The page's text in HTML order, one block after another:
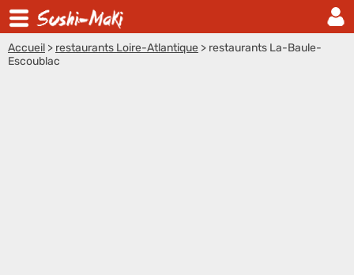
Accueil > restaurants Loire-Atlantique > restaurants La-Baule-
Escoublac